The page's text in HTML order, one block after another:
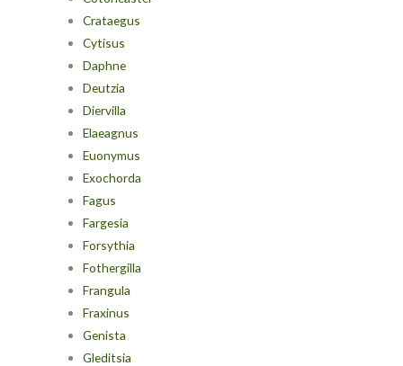
Crataegus
Cytisus
Daphne
Deutzia
Diervilla
Elaeagnus
Euonymus
Exochorda
Fagus
Fargesia
Forsythia
Fothergilla
Frangula
Fraxinus
Genista
Gleditsia